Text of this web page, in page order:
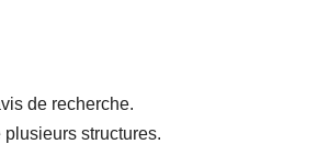
de recherche.
structures.